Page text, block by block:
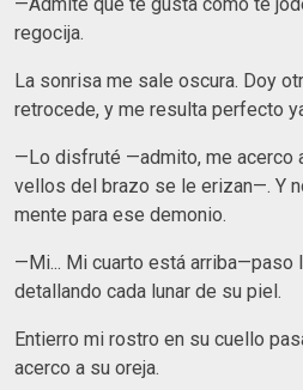
regocija.
La sonrisa me sale oscura. Doy
retrocede, y me resulta perfecto
—Lo disfruté —admito, me acerco
vellos del brazo se le erizan—. Y
mente para ese demonio.
—Mi... Mi cuarto está arriba—paso
detallando cada lunar de su piel.
Entierro mi rostro en su cuello
acerco a su oreja.